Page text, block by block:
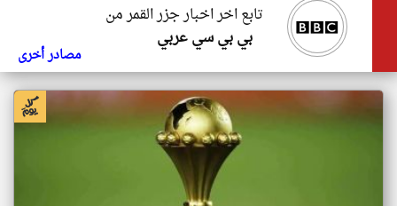
تابع اخر اخبار جزر القمر من
بي بي سي عربي
مصادر أخرى